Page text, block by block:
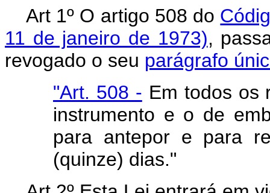
Art 1º O artigo 508 do
11 de janeiro de 1973),
revogado o seu parágrafo
"Art. 508 - Em todos os
instrumento e o de
para antepor e para
(quinze) dias."